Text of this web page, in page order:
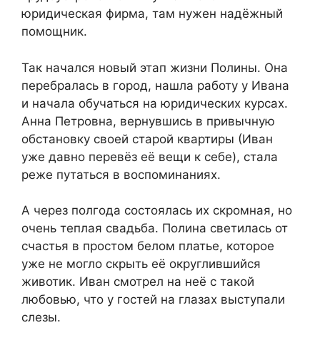
юридическая фирма, там нужен надёжный
помощник.
Так начался новый этап жизни Полины. Она
перебралась в город, нашла работу у Ивана
и начала обучаться на юридических курсах.
Анна Петровна, вернувшись в привычную
обстановку своей старой квартиры (Иван
уже давно перевёз её вещи к себе), стала
реже путаться в воспоминаниях.
А через полгода состоялась их скромная, но
очень теплая свадьба. Полина светилась от
счастья в простом белом платье, которое
уже не могло скрыть её округлившийся
животик. Иван смотрел на неё с такой
любовью, что у гостей на глазах выступали
слезы.